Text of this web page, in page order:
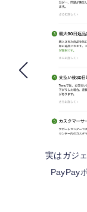
実はガジ
PayPay